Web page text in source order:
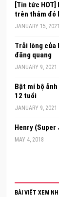
[Tin tức
trên thảm đỏ
JANUARY 15, 2021
Trải lòng của
đăng quang
JANUARY 9, 2021
Bật mí bộ
12 tuổi
JANUARY 9, 2021
Henry
MAY 4, 2018
BÀI VIẾT XEM